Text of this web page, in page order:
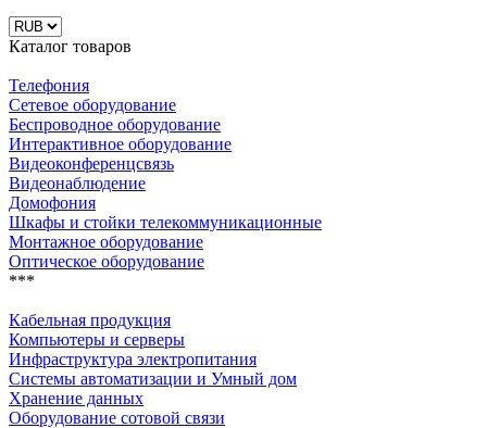
Каталог товаров
Телефония
Сетевое оборудование
Беспроводное оборудование
Интерактивное оборудование
Видеоконференцсвязь
Видеонаблюдение
Домофония
Шкафы и стойки телекоммуникационные
Монтажное оборудование
Оптическое оборудование
***
Кабельная продукция
Компьютеры и серверы
Инфраструктура электропитания
Системы автоматизации и Умный дом
Хранение данных
Оборудование сотовой связи